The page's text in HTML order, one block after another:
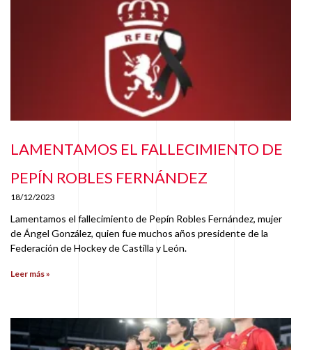
LAMENTAMOS EL FALLECIMIENTO DE
PEPÍN ROBLES FERNÁNDEZ
18/12/2023
Lamentamos el fallecimiento de Pepín Robles Fernández, mujer
de Ángel González, quien fue muchos años presidente de la
Federación de Hockey de Castilla y León.
Leer más »